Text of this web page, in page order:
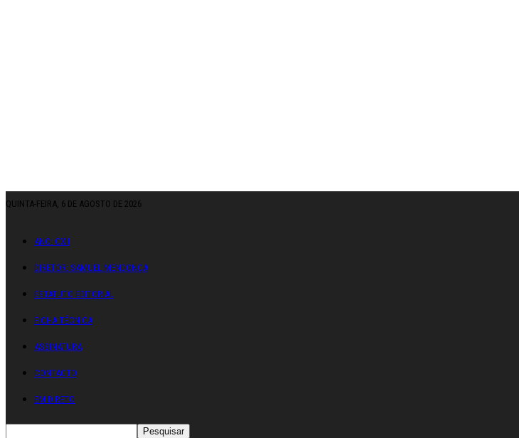
QUINTA-FEIRA, 6 DE AGOSTO DE 2026
ANO: CXII
DIRETOR: SAMUEL MENDONÇA
ESTATUTO EDITORIAL
FICHA TÉCNICA
ASSINATURA
CONTACTO
EM DIRETO